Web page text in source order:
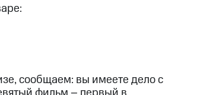
границей
Интернет-магазин
сообщаем: вы имеете дело с